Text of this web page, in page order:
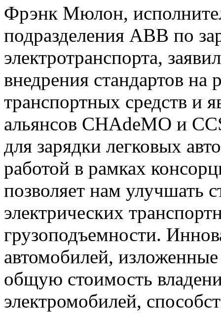
Фрэнк Мюлон,
подразделения АBB по
электротранспорта,
внедрения стандартов на
транспортных средств и
альянсов CHAdeMO и
для зарядки легковых
работой в рамках
позволяет нам улучшать
электрических
грузоподъемности.
автомобилей,
общую стоимость
электромобилей,